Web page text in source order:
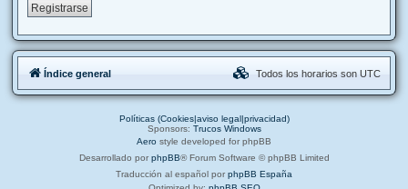
Registrarse
Índice general Todos los horarios son UTC
Políticas (Cookies|aviso legal|privacidad)
Sponsors: Trucos Windows
Aero style developed for phpBB
Desarrollado por phpBB® Forum Software © phpBB Limited
Traducción al español por phpBB España